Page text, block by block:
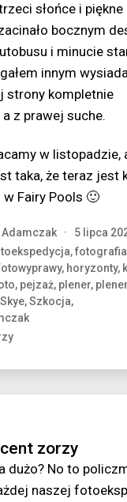
słońce i piękne
bocznym
i minucie
innym
strony kompletnie
z prawej suche.
w listopadzie,
taka, że teraz jest
w Fairy Pools 🙂
5 lipca
,fotografia
, horyzonty,
, pejzaż, plener, plener
Skye,Szkocja,
do
basenów
zorzy
dużo? No to
naszej